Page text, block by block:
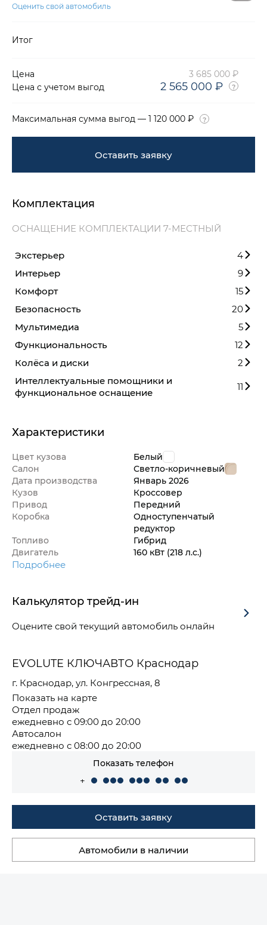
Оценить свой автомобиль
Итог
Цена
3 685 000 ₽
Цена с учетом выгод
2 565 000 ₽
Максимальная сумма выгод — 1 120 000 ₽
Оставить заявку
Комплектация
ОСНАЩЕНИЕ КОМПЛЕКТАЦИИ 7-МЕСТНЫЙ
Экстерьер
4
Интерьер
9
Комфорт
15
Безопасность
20
Мультимедиа
5
Функциональность
12
Колёса и диски
2
Интеллектуальные помощники и
функциональное оснащение
11
Характеристики
Цвет кузова
Белый
Салон
Светло-коричневый
Дата производства
Январь 2026
Кузов
Кроссовер
Привод
Передний
Коробка
Одноступенчатый
редуктор
Топливо
Гибрид
Двигатель
160 кВт (218 л.с.)
Подробнее
Калькулятор трейд-ин
Оцените свой текущий автомобиль онлайн
EVOLUTE КЛЮЧАВТО Краснодар
г. Краснодар, ул. Конгрессная, 8
Показать на карте
Отдел продаж
ежедневно с 09:00 до 20:00
Автосалон
ежедневно с 08:00 до 20:00
Показать телефон
+
Оставить заявку
Автомобили в наличии